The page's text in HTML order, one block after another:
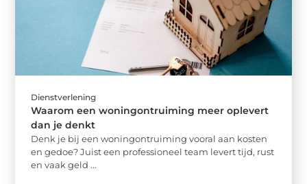
Dienstverlening
Waarom een woningontruiming meer oplevert
dan je denkt
Denk je bij een woningontruiming vooral aan kosten
en gedoe? Juist een professioneel team levert tijd, rust
en vaak geld ...